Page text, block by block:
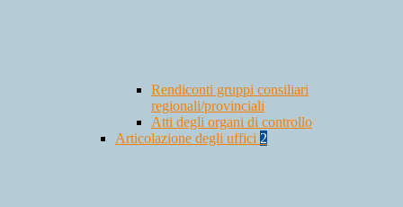
Rendiconti gruppi consiliari
regionali/provinciali
Atti degli organi di controllo
Articolazione degli uffici 2